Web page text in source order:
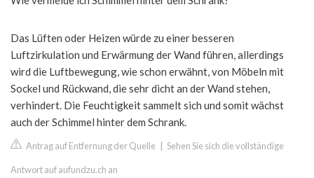
Das Lüften oder Heizen würde zu einer besseren
Luftzirkulation und Erwärmung der Wand führen, allerdings
wird die Luftbewegung, wie schon erwähnt, von Möbeln mit
Sockel und Rückwand, die sehr dicht an der Wand stehen,
verhindert. Die Feuchtigkeit sammelt sich und somit wächst
auch der Schimmel hinter dem Schrank.
Antrag auf Entfernung der Quelle Sehen Sie sich die vollständige
Antwort auf aufundzu.ch an